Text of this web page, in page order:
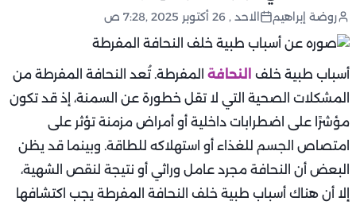
روضة إبراهيم الاحد , 26 أكتوبر 2025 ,7:28 ص